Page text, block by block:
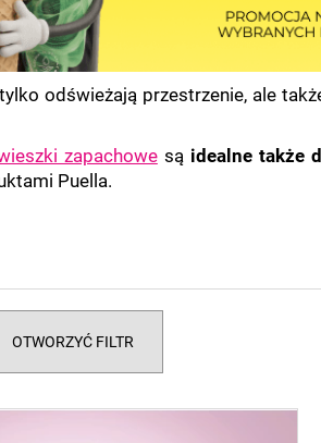
odświeżają przestrzenie, ale
zapachowesą idealne także
Puella.
OTWORZYĆ FILTR